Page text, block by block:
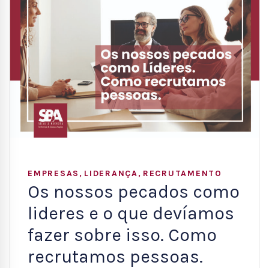
EMPRESAS , LIDERANÇA, RECRUTAMENTO
Os nossos pecados como
lideres e o que devíamos
fazer sobre isso. Como
recrutamos pessoas.